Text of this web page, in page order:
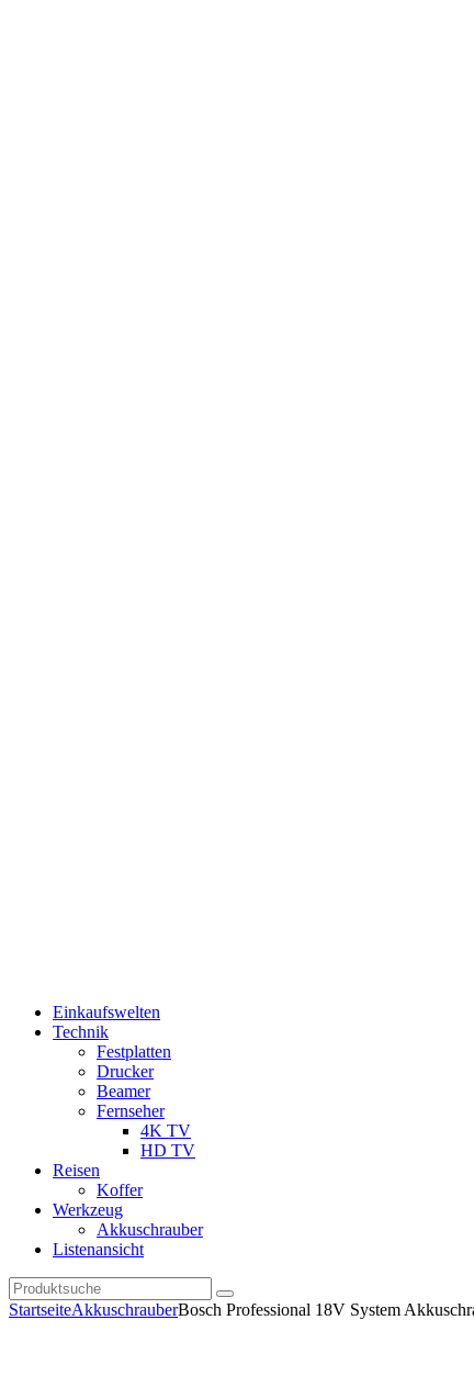
Einkaufswelten
Technik
Festplatten
Drucker
Beamer
Fernseher
4K TV
HD TV
Reisen
Koffer
Werkzeug
Akkuschrauber
Listenansicht
StartseiteAkkuschrauberBosch Professional 18V System